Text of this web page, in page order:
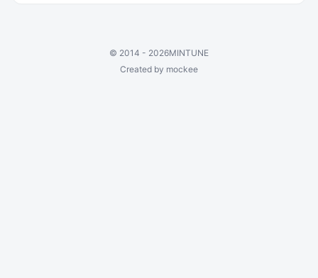
© 2014 - 2026MINTUNE
Created by mockee